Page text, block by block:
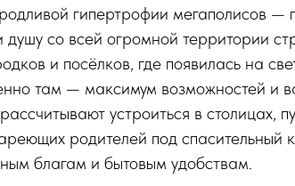
гипертрофии мегаполисов —
душу со всей огромной территории
и посёлков, где появилась на
там — максимум возможностей и
устроиться в столицах,
родителей под спасительный
благам и бытовым удобствам.